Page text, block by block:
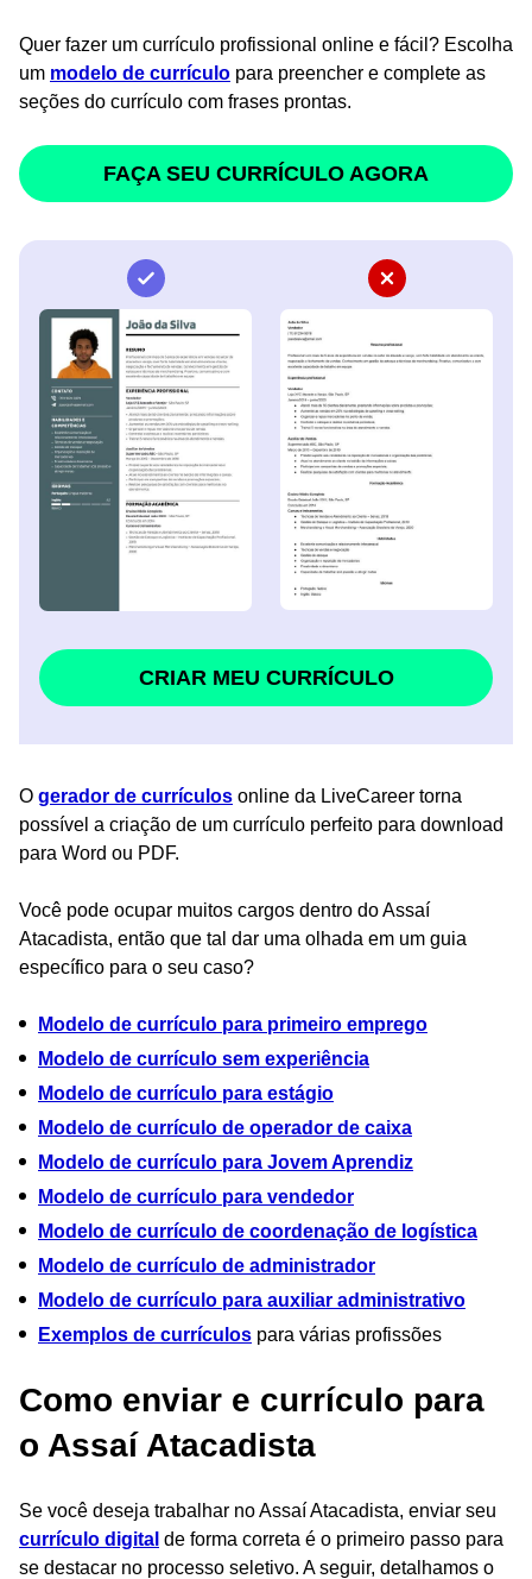
Quer fazer um currículo profissional online e fácil? Escolha
um modelo de currículo para preencher e complete as
seções do currículo com frases prontas.
FAÇA SEU CURRÍCULO AGORA
CRIAR MEU CURRÍCULO
O gerador de currículos online da LiveCareer torna
possível a criação de um currículo perfeito para download
para Word ou PDF.
Você pode ocupar muitos cargos dentro do Assaí
Atacadista, então que tal dar uma olhada em um guia
específico para o seu caso?
Modelo de currículo para primeiro emprego
Modelo de currículo sem experiência
Modelo de currículo para estágio
Modelo de currículo de operador de caixa
Modelo de currículo para Jovem Aprendiz
Modelo de currículo para vendedor
Modelo de currículo de coordenação de logística
Modelo de currículo de administrador
Modelo de currículo para auxiliar administrativo
Exemplos de currículos para várias profissões
Como enviar e currículo para
o Assaí Atacadista
Se você deseja trabalhar no Assaí Atacadista, enviar seu
currículo digital de forma correta é o primeiro passo para
se destacar no processo seletivo. A seguir, detalhamos o